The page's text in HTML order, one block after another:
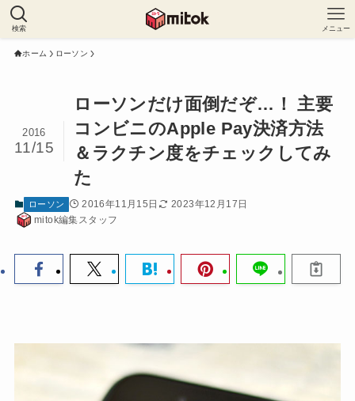
検索 メニュー
ホーム ローソン
ローソンだけ面倒だぞ…！ 主要
コンビニのApple Pay決済方法
＆ラクチン度をチェックしてみ
た
2016
11/15
ローソン 2016年11月15日
2023年12月17日
mitok編集スタッフ